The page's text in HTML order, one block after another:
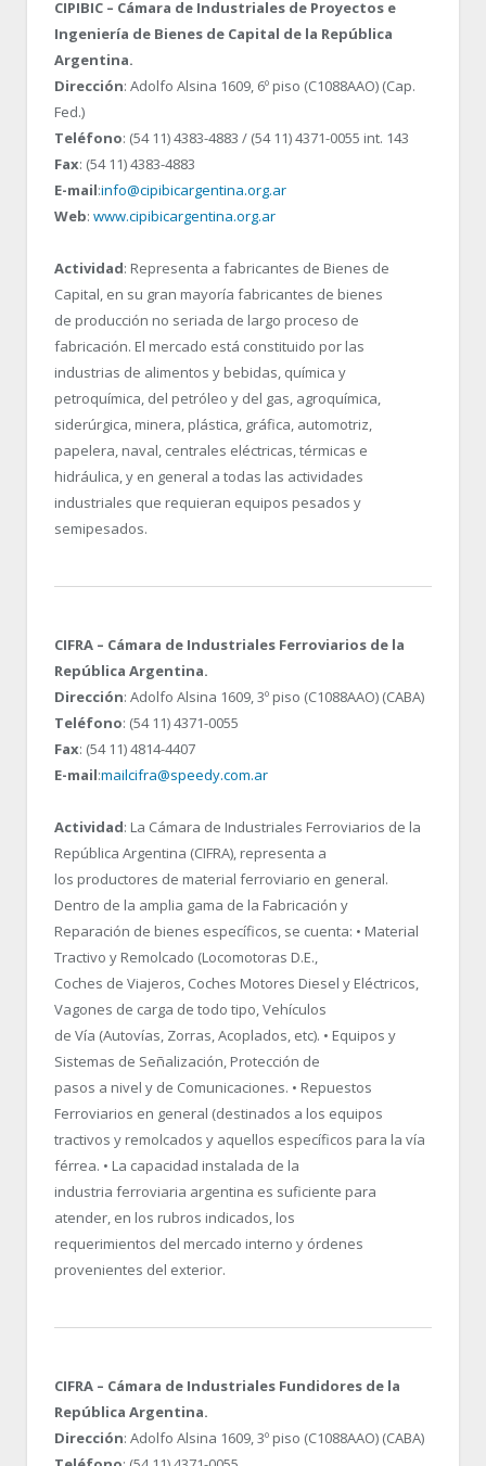
CIPIBIC – Cámara de Industriales de Proyectos e
Ingeniería de Bienes de Capital de la República
Argentina.
Dirección: Adolfo Alsina 1609, 6º piso (C1088AAO) (Cap.
Fed.)
Teléfono: (54 11) 4383-4883 / (54 11) 4371-0055 int. 143
Fax: (54 11) 4383-4883
E-mail:info@cipibicargentina.org.ar
Web: www.cipibicargentina.org.ar
Actividad: Representa a fabricantes de Bienes de
Capital, en su gran mayoría fabricantes de bienes
de producción no seriada de largo proceso de
fabricación. El mercado está constituido por las
industrias de alimentos y bebidas, química y
petroquímica, del petróleo y del gas, agroquímica,
siderúrgica, minera, plástica, gráfica, automotriz,
papelera, naval, centrales eléctricas, térmicas e
hidráulica, y en general a todas las actividades
industriales que requieran equipos pesados y
semipesados.
CIFRA – Cámara de Industriales Ferroviarios de la
República Argentina.
Dirección: Adolfo Alsina 1609, 3º piso (C1088AAO) (CABA)
Teléfono: (54 11) 4371-0055
Fax: (54 11) 4814-4407
E-mail:mailcifra@speedy.com.ar
Actividad: La Cámara de Industriales Ferroviarios de la
República Argentina (CIFRA), representa a
los productores de material ferroviario en general.
Dentro de la amplia gama de la Fabricación y
Reparación de bienes específicos, se cuenta: • Material
Tractivo y Remolcado (Locomotoras D.E.,
Coches de Viajeros, Coches Motores Diesel y Eléctricos,
Vagones de carga de todo tipo, Vehículos
de Vía (Autovías, Zorras, Acoplados, etc). • Equipos y
Sistemas de Señalización, Protección de
pasos a nivel y de Comunicaciones. • Repuestos
Ferroviarios en general (destinados a los equipos
tractivos y remolcados y aquellos específicos para la vía
férrea. • La capacidad instalada de la
industria ferroviaria argentina es suficiente para
atender, en los rubros indicados, los
requerimientos del mercado interno y órdenes
provenientes del exterior.
CIFRA – Cámara de Industriales Fundidores de la
República Argentina.
Dirección: Adolfo Alsina 1609, 3º piso (C1088AAO) (CABA)